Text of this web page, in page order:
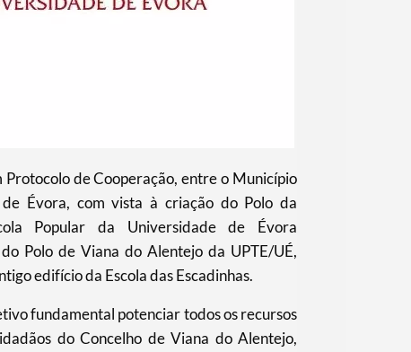
de Cooperação, entre o Município
Évora, com vista à criação do Polo da
Popular da Universidade de Évora
Polo de Viana do Alentejo da UPTE/UÉ,
edifício da Escola das Escadinhas.
fundamental potenciar todos os recursos
do Concelho de Viana do Alentejo,